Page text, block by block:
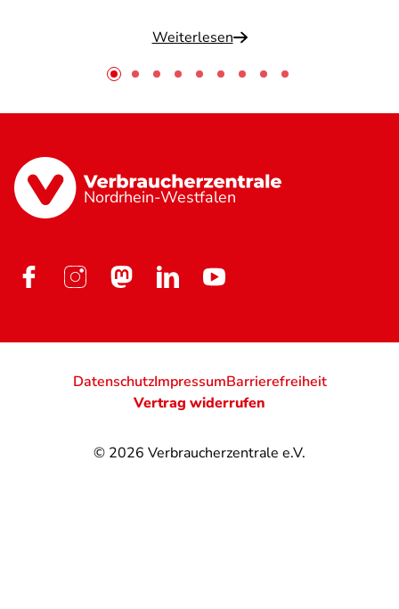
Weiterlesen
Nordrhein-Westfalen
© 2026 Verbraucherzentrale e.V.
DatenschutzImpressumBarrierefreiheit
Vertrag widerrufen